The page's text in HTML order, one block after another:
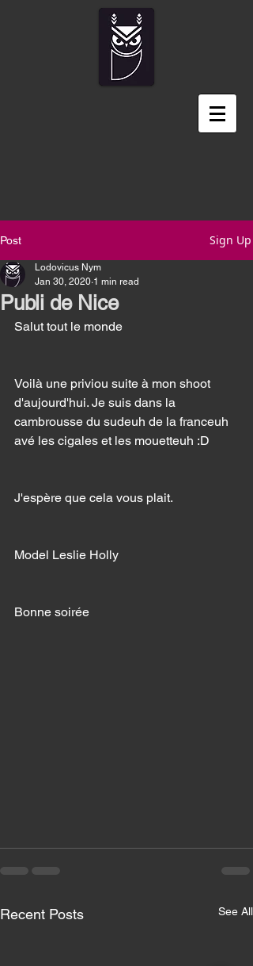
Post Sign Up
Publi de Nice
Lodovicus Nym
Jan 30, 2020 1 min read
Salut tout le monde
Voilà une priviou suite à mon shoot
d'aujourd'hui. Je suis dans la
cambrousse du sudeuh de la franceuh
avé les cigales et les mouetteuh :D
J'espère que cela vous plait.
Model Leslie Holly
Bonne soirée
Recent Posts See All